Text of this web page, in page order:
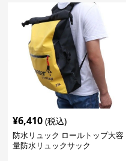
¥6,410 (税込)
防水リュック ロールトップ大容
量防水リュックサック